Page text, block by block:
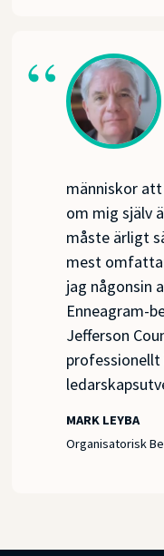
människor
om mig själv
måste ärligt
mest
jag någonsin
Enneagram-
Jefferson
professionellt
MARK LEYBA
Organisatorisk